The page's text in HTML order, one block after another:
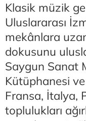
Klasik müzik
Uluslararası
mekânlara
dokusunu
Saygun Sanat
Kütüphanesi
Fransa, İtalya,
toplulukları